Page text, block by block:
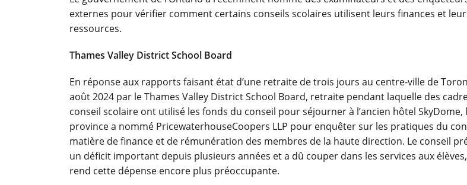
externes pour vérifier comment certains conseils scolaires utilisent leurs finances et
ressources.
Thames Valley District School Board
En réponse aux rapports faisant état d’une retraite de trois jours au centre-ville de
août 2024 par le Thames Valley District School Board, retraite pendant laquelle des
conseil scolaire ont utilisé les fonds du conseil pour séjourner à l’ancien hôtel SkyDome,
province a nommé PricewaterhouseCoopers LLP pour enquêter sur les pratiques du
matière de finance et de rémunération des membres de la haute direction. Le conseil
un déficit important depuis plusieurs années et a dû couper dans les services aux
rend cette dépense encore plus préoccupante.